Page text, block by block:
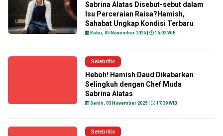
Sabrina Alatas Disebut-sebut dalam
Isu Perceraian Raisa?Hamish,
Sahabat Ungkap Kondisi Terbaru
Rabu, 05 November 2025 | 16:02 WIB
Selebritis
Heboh! Hamish Daud Dikabarkan
Selingkuh dengan Chef Muda
Sabrina Alatas
Senin, 03 November 2025 | 17:39 WIB
Selebritis